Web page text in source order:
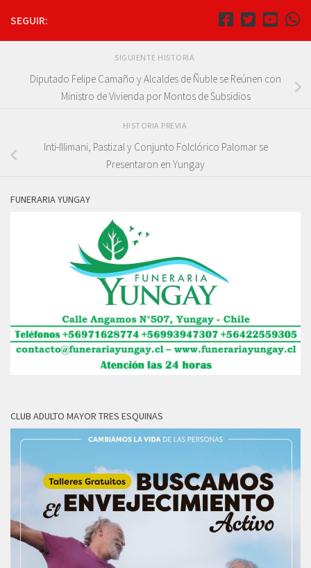
SEGUIR:
SIGUIENTE HISTORIA
Diputado Felipe Camaño y Alcaldes de Ñuble se Reúnen con
Ministro de Vivienda por Montos de Subsidios
HISTORIA PREVIA
Inti-Illimani, Pastizal y Conjunto Folclórico Palomar se
Presentaron en Yungay
FUNERARIA YUNGAY
CLUB ADULTO MAYOR TRES ESQUINAS